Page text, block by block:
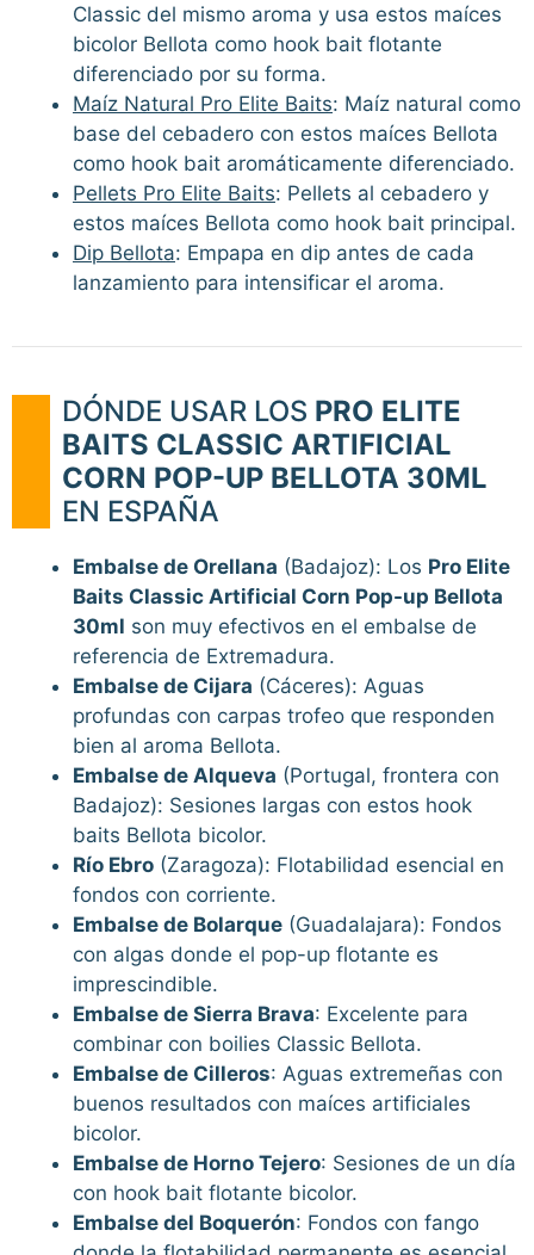
Classic del mismo aroma y usa estos maíces
bicolor Bellota como hook bait flotante
diferenciado por su forma.
Maíz Natural Pro Elite Baits: Maíz natural como
base del cebadero con estos maíces Bellota
como hook bait aromáticamente diferenciado.
Pellets Pro Elite Baits: Pellets al cebadero y
estos maíces Bellota como hook bait principal.
Dip Bellota: Empapa en dip antes de cada
lanzamiento para intensificar el aroma.
DÓNDE USAR LOS PRO ELITE
BAITS CLASSIC ARTIFICIAL
CORN POP-UP BELLOTA 30ML
EN ESPAÑA
Embalse de Orellana (Badajoz): Los Pro Elite
Baits Classic Artificial Corn Pop-up Bellota
30ml son muy efectivos en el embalse de
referencia de Extremadura.
Embalse de Cijara (Cáceres): Aguas
profundas con carpas trofeo que responden
bien al aroma Bellota.
Embalse de Alqueva (Portugal, frontera con
Badajoz): Sesiones largas con estos hook
baits Bellota bicolor.
Río Ebro (Zaragoza): Flotabilidad esencial en
fondos con corriente.
Embalse de Bolarque (Guadalajara): Fondos
con algas donde el pop-up flotante es
imprescindible.
Embalse de Sierra Brava: Excelente para
combinar con boilies Classic Bellota.
Embalse de Cilleros: Aguas extremeñas con
buenos resultados con maíces artificiales
bicolor.
Embalse de Horno Tejero: Sesiones de un día
con hook bait flotante bicolor.
Embalse del Boquerón: Fondos con fango